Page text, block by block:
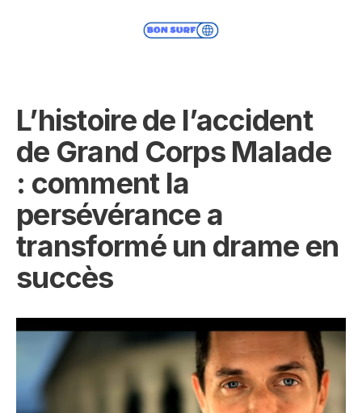
L’histoire de l’accident
de Grand Corps Malade
: comment la
persévérance a
transformé un drame en
succès